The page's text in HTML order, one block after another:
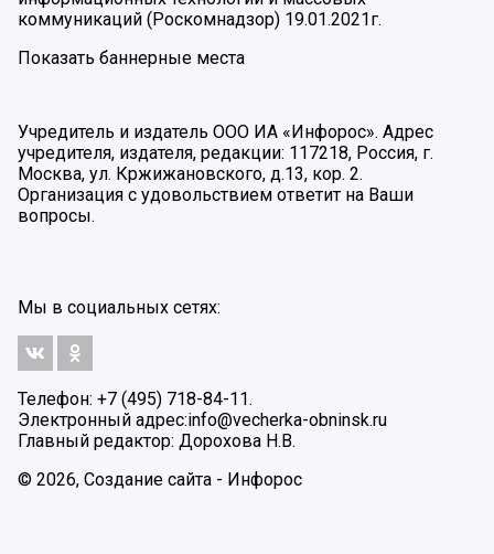
коммуникаций (Роскомнадзор) 19.01.2021г.
Показать баннерные места
Учредитель и издатель ООО ИА «Инфорос». Адрес
учредителя, издателя, редакции: 117218, Россия, г.
Москва, ул. Кржижановского, д.13, кор. 2.
Организация с удовольствием ответит на Ваши
вопросы.
Мы в социальных сетях:
Телефон: +7 (495) 718-84-11.
Электронный адрес:info@vecherka-obninsk.ru
Главный редактор: Дорохова Н.В.
© 2026, Создание сайта - Инфорос